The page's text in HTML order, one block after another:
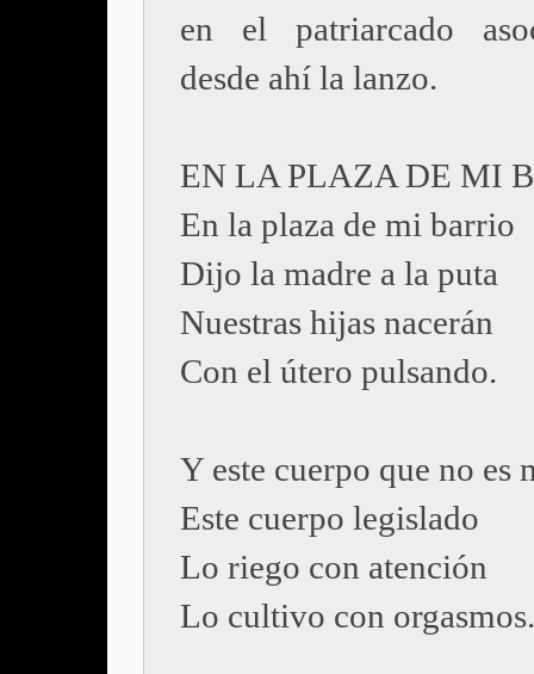
en el patriarcado
desde ahí la lanzo.
EN LA PLAZA DE MI
En la plaza de mi barrio
Dijo la madre a la puta
Nuestras hijas nacerán
Con el útero pulsando.
Y este cuerpo que no es
Este cuerpo legislado
Lo riego con atención
Lo cultivo con orgasmos.